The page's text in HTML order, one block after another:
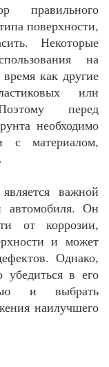
поверхности,
Некоторые
на
как другие
или
перед
необходимо
с материалом,
важной
автомобиля. Он
от коррозии,
и может
Однако,
убедиться в его
и выбрать
наилучшего